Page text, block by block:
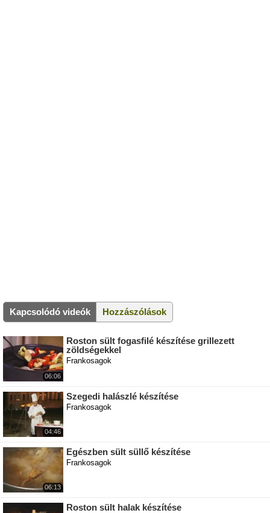
Kapcsolódó videók Hozzászólások
06:06
Roston sült fogasfilé készítése grillezett
zöldségekkel
Frankosagok
04:46
Szegedi halászlé készítése
Frankosagok
06:13
Egészben sült süllő készítése
Frankosagok
Roston sült halak készítése